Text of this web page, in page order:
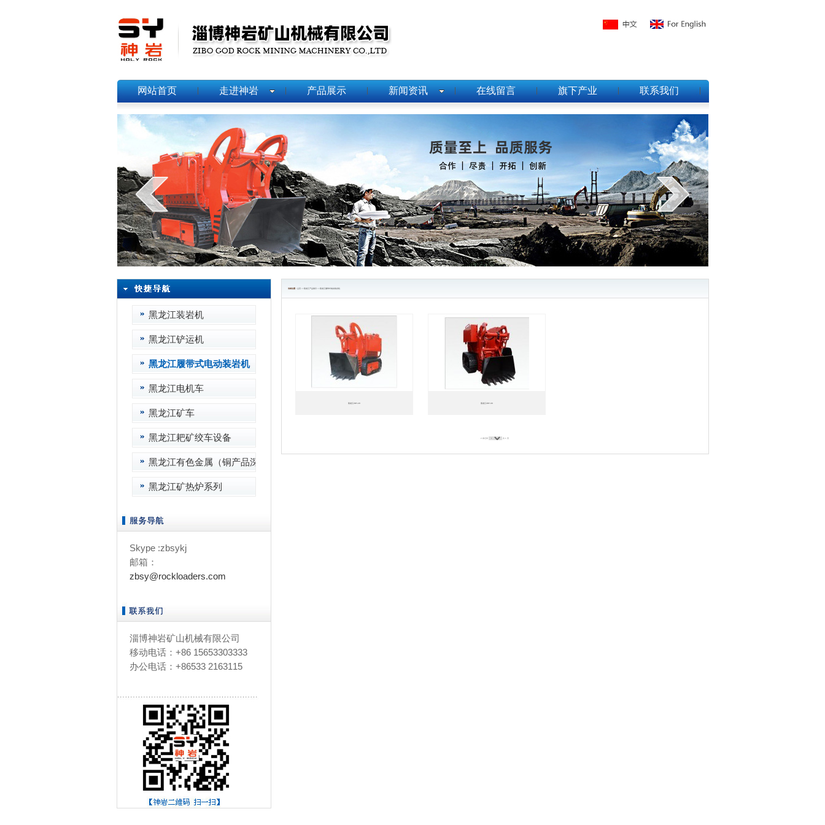
网站首页 走进神岩 产品展示 新闻资讯 在线留言 旗下产业 联系我们
黑龙江装岩机
黑龙江铲运机
黑龙江履带式电动装岩机
黑龙江电机车
黑龙江矿车
黑龙江耙矿绞车设备
黑龙江有色金属（铜产品深加工）
黑龙江矿热炉系列
Skype :zbsykj
邮箱：
zbsy@rockloaders.com
淄博神岩矿山机械有限公司
移动电话：+86 15653303333
办公电话：+86533 2163115
当前位置 : 主页 >> 黑龙江产品展示>> 黑龙江履带式电动装岩机
黑龙江ZDY-20 黑龙江ZDY-30
2 条记录 共 1 页